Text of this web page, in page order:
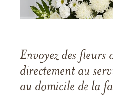
Envoyez des fleurs
directement au
au domicile de la